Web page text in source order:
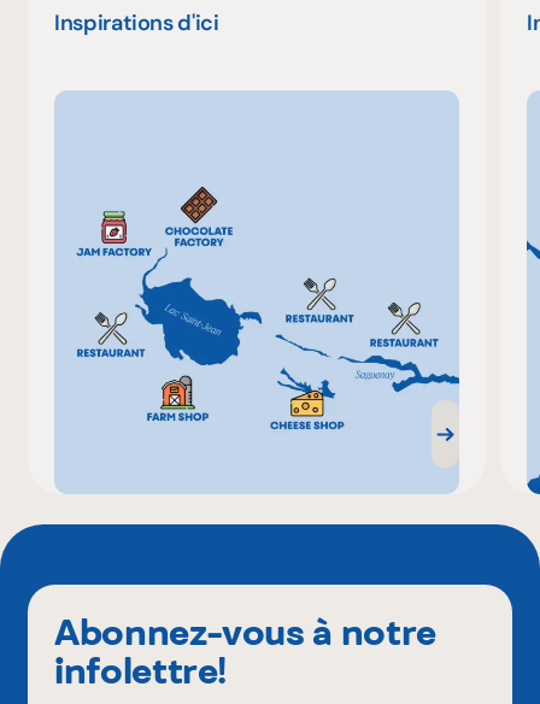
Inspirations d'ici
Abonnez-vous à notre
infolettre!